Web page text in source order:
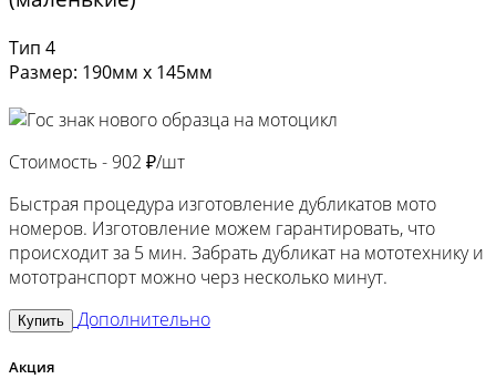
Тип 4
Размер: 190мм х 145мм
Стоимость - 902 ₽/шт
Быстрая процедура изготовление дубликатов мото
номеров. Изготовление можем гарантировать, что
происходит за 5 мин. Забрать дубликат на мототехнику и
мототранспорт можно черз несколько минут.
Купить Дополнительно
Акция